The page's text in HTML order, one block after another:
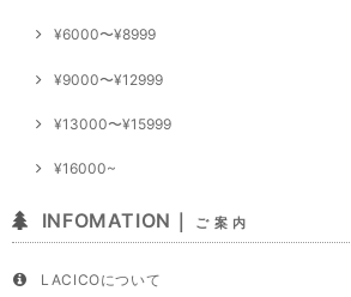
¥6000〜¥8999
¥9000〜¥12999
¥13000〜¥15999
¥16000~
INFOMATION｜ ご 案 内
LACICOについて